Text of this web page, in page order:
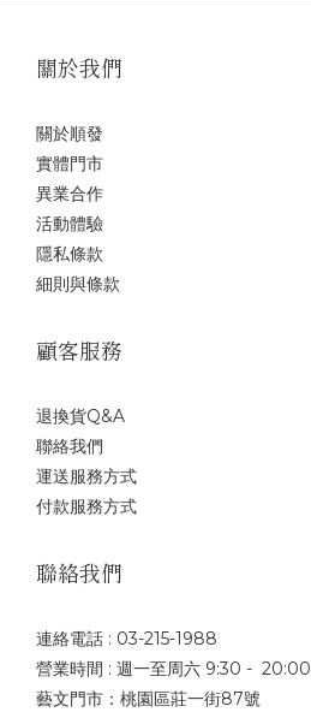
關於我們
關於順發
實體門市
異業合作
活動體驗
隱私條款
細則與條款
顧客服務
退換貨Q&A
聯絡我們
運送服務方式
付款服務方式
聯絡我們
連絡電話 : 03-215-1988
營業時間 : 週一至周六 9:30 - 20:00
藝文門市：桃園區莊一街87號